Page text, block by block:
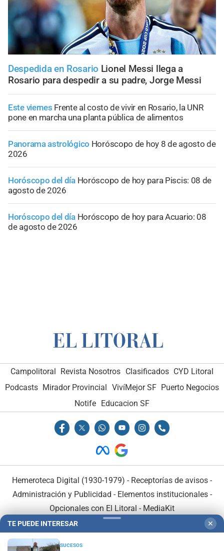
Despedida en Rosario Lionel Messi llega a
Rosario para despedir a su padre, Jorge Messi
Este viernes Frente al costo de vivir en Rosario, la UNR
pone en marcha una planta pública de alimentos
Panorama astrológico Horóscopo de hoy 8 de agosto de
2026
Horóscopo del día Horóscopo de hoy para Piscis: 08 de
agosto de 2026
Horóscopo del día Horóscopo de hoy para Acuario: 08
de agosto de 2026
Campolitoral Revista Nosotros Clasificados CYD Litoral
Podcasts Mirador Provincial VivíMejor SF Puerto Negocios
Notife
Educacion SF
Hemeroteca Digital (1930-1979) - Receptorías de avisos -
Administración y Publicidad - Elementos institucionales-
Opcionales con El Litoral - MediaKit
TE PUEDE INTERESAR ✕
SUCESOS